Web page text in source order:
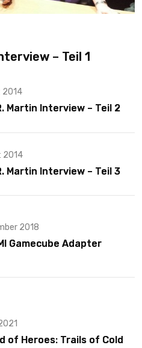
– Teil 1
2014
Martin Interview – Teil 2
2014
Martin Interview – Teil 3
2018
Gamecube Adapter
of Heroes: Trails of Cold